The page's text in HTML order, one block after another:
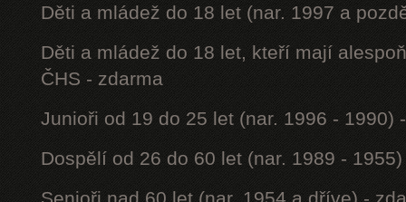
Děti a mládež do 18 let (nar. 1997 a
Děti a mládež do 18 let, kteří mají
ČHS - zdarma
Junioři od 19 do 25 let (nar. 1996 - 1990)
Dospělí od 26 do 60 let (nar. 1989 -